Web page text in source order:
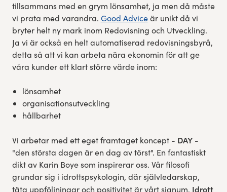
tillsammans med en grym lönsamhet, ja men då måste
vi prata med varandra. Good Adviceär unikt då vi
bryter helt ny mark inom Redovisning och Utveckling.
Ja vi är också en helt automatiserad redovisningsbyrå,
detta så att vi kan arbeta nära ekonomin för att ge
våra kunder ett klart större värde inom:
lönsamhet
organisationsutveckling
hållbarhet
Vi arbetar med ett eget framtaget koncept - DAY-
"den största dagen är en dag av törst". En fantastiskt
dikt av Karin Boye som inspirerar oss. Vår filosofi
grundar sig i idrottspsykologin, där självledarskap,
täta uppföljningar och positivitet är vårt signum. Idrott